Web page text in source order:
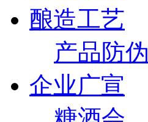
酿造工艺
产品防伪
企业广宣